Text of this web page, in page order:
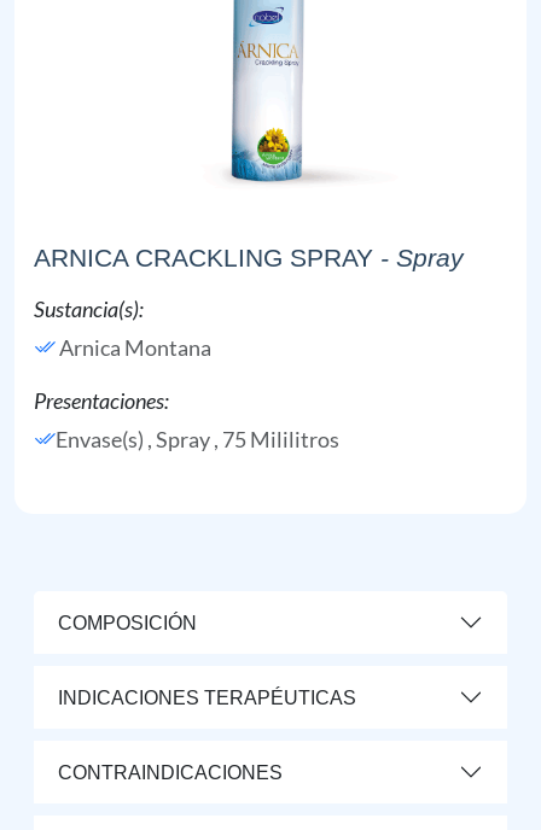
ARNICA CRACKLING SPRAY - Spray
Sustancia(s):
Arnica Montana
Presentaciones:
Envase(s) , Spray , 75 Mililitros
COMPOSICIÓN
INDICACIONES TERAPÉUTICAS
CONTRAINDICACIONES